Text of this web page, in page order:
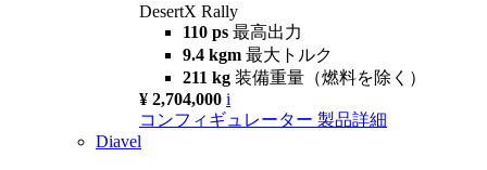
DesertX Rally
110 ps 最高出力
9.4 kgm 最大トルク
211 kg 装備重量（燃料を除く）
¥ 2,704,000 i
コンフィギュレーター 製品詳細
Diavel